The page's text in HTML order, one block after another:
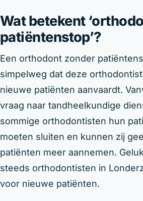
Wat betekent
patiëntenstop’?
Een orthodont zonder
simpelweg dat deze
nieuwe patiënten aanvaardt.
vraag naar tandheelkundige
sommige orthodontisten hun
moeten sluiten en kunnen zij
patiënten meer aannemen.
steeds orthodontisten in
voor nieuwe patiënten.